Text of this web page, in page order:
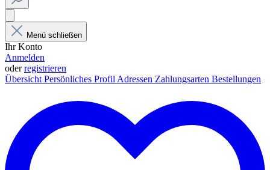
Menü schließen
Ihr Konto
Anmelden
oderregistrieren
Übersicht Persönliches Profil Adressen Zahlungsarten Bestellungen